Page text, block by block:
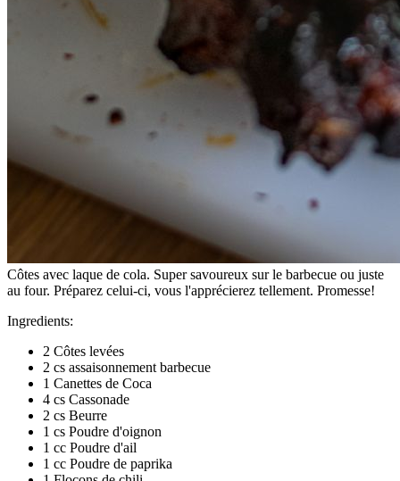
Côtes avec laque de cola. Super savoureux sur le barbecue ou juste
au four. Préparez celui-ci, vous l'apprécierez tellement. Promesse!
Ingredients:
2 Côtes levées
2 cs assaisonnement barbecue
1 Canettes de Coca
4 cs Cassonade
2 cs Beurre
1 cs Poudre d'oignon
1 cc Poudre d'ail
1 cc Poudre de paprika